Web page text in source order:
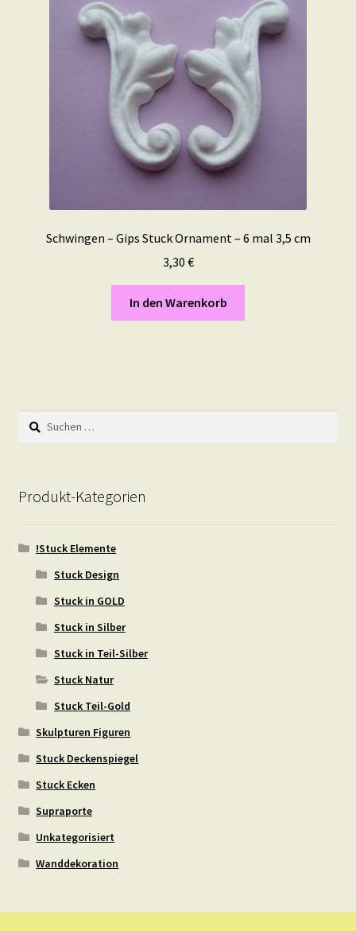
Schwingen – Gips Stuck Ornament – 6 mal 3,5 cm
3,30 €
In den Warenkorb
Suchen
nach:
Produkt-Kategorien
!Stuck Elemente
Stuck Design
Stuck in GOLD
Stuck in Silber
Stuck in Teil-Silber
Stuck Natur
Stuck Teil-Gold
Skulpturen Figuren
Stuck Deckenspiegel
Stuck Ecken
Supraporte
Unkategorisiert
Wanddekoration